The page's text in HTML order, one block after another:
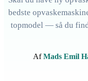
bedste
topmodel — så du
AfMads Emil